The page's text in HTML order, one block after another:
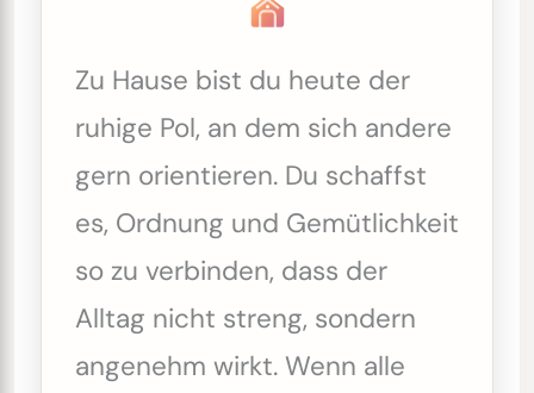
Zu Hause bist du heute der
ruhige Pol, an dem sich andere
gern orientieren. Du schaffst
es, Ordnung und Gemütlichkeit
so zu verbinden, dass der
Alltag nicht streng, sondern
angenehm wirkt. Wenn alle